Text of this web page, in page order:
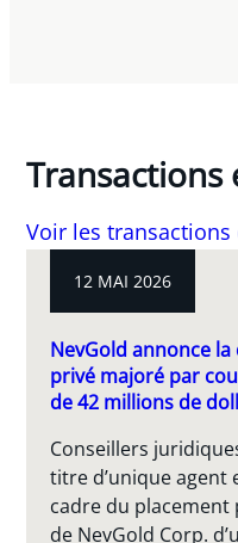
Voir les
12 MAI 2026
NevGold annonce
privé majoré par
de 42 millions de
Conseillers
titre d’unique agent
cadre du placement
de NevGold Corp.